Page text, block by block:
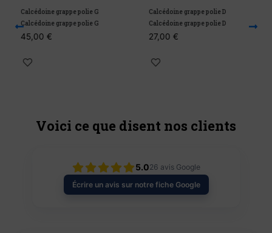
Calcédoine grappe polie G
Calcédoine grappe polie G
45,00€
Calcédoine grappe polie D
Calcédoine grappe polie D
27,00€
Voici ce que disent nos clients
5.026 avis Google
Écrire un avis sur notre fiche Google